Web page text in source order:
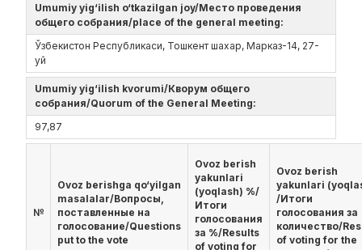
Umumiy yig‘ilish o‘tkazilgan joy/Место проведения
общего собрания/place of the general meeting:
Ўзбекистон Республикаси, Тошкент шахар, Марказ-14, 27-
уй
Umumiy yig‘ilish kvorumi/Кворум общего
собрания/Quorum of the General Meeting:
97,87
№
Ovoz berishga qo‘yilgan
masalalar/Вопросы,
поставленные на
голосование/Questions
put to the vote
Ovoz berish
yakunlari
(yoqlash) %/
Итоги
голосования
за %/Results
of voting for
Ovoz berish
yakunlari
/Итоги
голосования за
количество/
of voting for the